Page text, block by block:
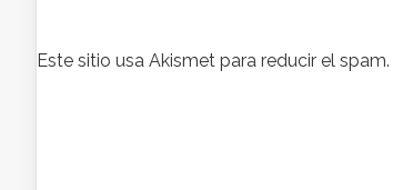
Este sitio usa Akismet para reducir el spam.